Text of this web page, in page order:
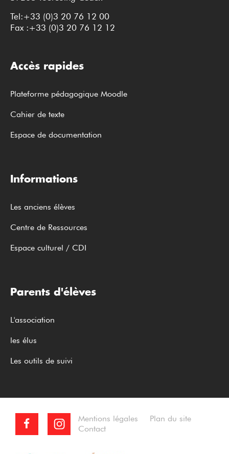
Tel:+33 (0)3 20 76 12 00
Fax :+33 (0)3 20 76 12 12
Accès rapides
Plateforme pédagogique Moodle
Cahier de texte
Espace de documentation
Informations
Les anciens élèves
Centre de Ressources
Espace culturel / CDI
Parents d'élèves
L'association
les élus
Les outils de suivi
Mentions légales
Plan du site
Contact